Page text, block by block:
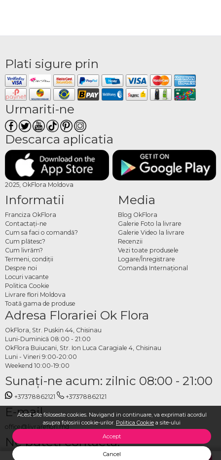
Acest site foloseste cookies. Navigand in continuare, va exprimati acordul
asupra folosirii cookie-urilor. Politica Cookie a site-ului
Accept
Cancel
Plati sigure prin
Urmariti-ne
Descarca aplicatia
2025, OkFlora Moldova
Informatii
Franciza OkFlora
Contactaţi-ne
Cum sa faci o comandă?
Cum plătesc?
Cum livrăm?
Termeni, condiţii
Despre noi
Locuri vacante
Politica Cookie
Livrare flori Moldova
Toată gama de produse
Media
Blog OkFlora
Galerie Foto la livrare
Galerie Video la livrare
Recenzii
Vezi toate produsele
Logare/Înregistrare
Comandă Internațional
Adresa Florariei Ok Flora
OkFlora, Str. Puskin 44, Chisinau
Luni-Duminică 08:00 - 21:00
OkFlora Buiucani, Str. Ion Luca Caragiale 4, Chisinau
Luni - Vineri 9:00-20:00
Weekend 10:00-19:00
Sunaţi-ne acum: zilnic 08:00 - 21:00
+37378862121 +37378862121
E-mail
office@livrareflori.md
Ne puteți contacta:
whatsapp